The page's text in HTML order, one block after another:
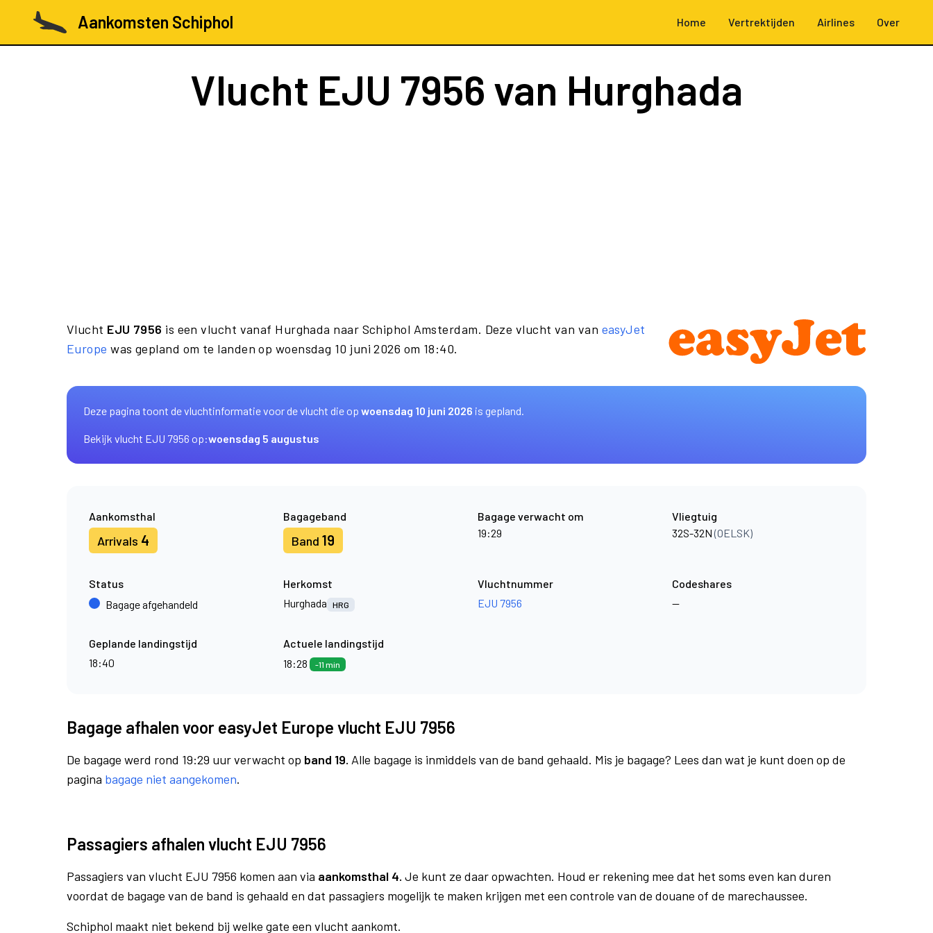
Aankomsten Schiphol Home Vertrektijden Airlines Over
Vlucht EJU 7956 van Hurghada
Vlucht EJU 7956 is een vlucht vanaf Hurghada naar Schiphol Amsterdam. Deze vlucht van van easyJet
Europe was gepland om te landen op woensdag 10 juni 2026 om 18:40.
Deze pagina toont de vluchtinformatie voor de vlucht die op woensdag 10 juni 2026 is gepland.
Bekijk vlucht EJU 7956 op:woensdag 5 augustus
Aankomsthal
Arrivals 4
Bagageband
Band 19
Bagage verwacht om
19:29
Vliegtuig
32S-32N(OELSK)
Status
Bagage afgehandeld
Herkomst
Hurghada
HRG
Vluchtnummer
EJU 7956
Codeshares
—
Geplande landingstijd
18:40
Actuele landingstijd
18:28
-11 min
Bagage afhalen voor easyJet Europe vlucht EJU 7956
De bagage werd rond 19:29 uur verwacht op band 19. Alle bagage is inmiddels van de band gehaald. Mis je bagage? Lees dan wat je kunt doen op de
pagina bagage niet aangekomen.
Passagiers afhalen vlucht EJU 7956
Passagiers van vlucht EJU 7956 komen aan via aankomsthal 4. Je kunt ze daar opwachten. Houd er rekening mee dat het soms even kan duren
voordat de bagage van de band is gehaald en dat passagiers mogelijk te maken krijgen met een controle van de douane of de marechaussee.
Schiphol maakt niet bekend bij welke gate een vlucht aankomt.